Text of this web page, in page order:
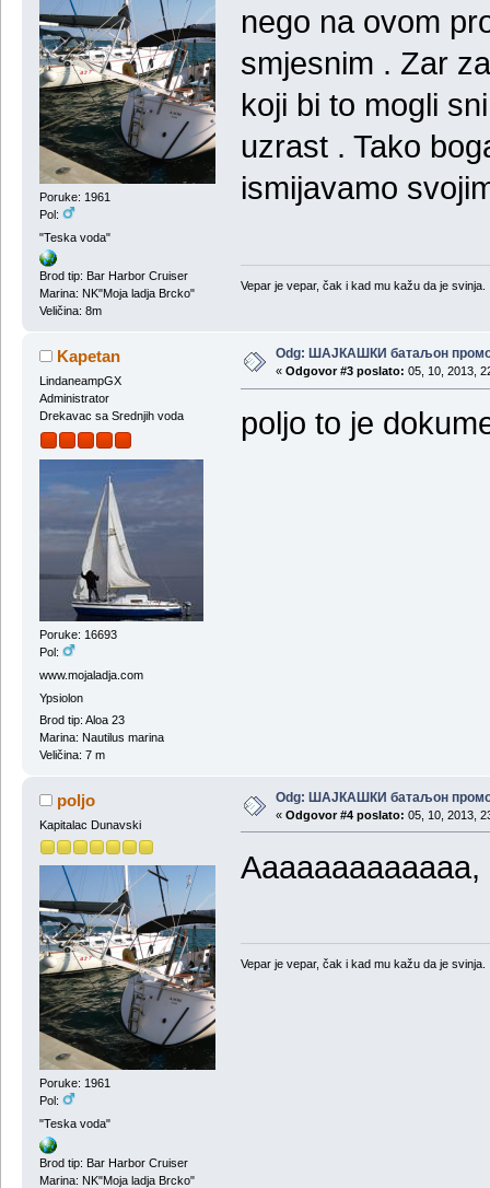
Poruke: 1961
Pol:
"Teska voda"
Brod tip: Bar Harbor Cruiser
Marina: NK"Moja ladja Brcko"
Veličina: 8m
nego na ovom
smjesnim . Zar
koji bi to mogli
uzrast . Tako
ismijavamo
Vepar je vepar, čak i kad mu kažu da je svinja.
Kapetan
LindaneampGX
Administrator
Drekavac sa Srednjih voda
Poruke: 16693
Pol:
www.mojaladja.com
Ypsiolon
Brod tip: Aloa 23
Marina: Nautilus marina
Veličina: 7 m
Odg: ШАЈКАШКИ батаљон
« Odgovor #3 poslato: 05, 10, 2013,
poljo to je
poljo
Kapitalac Dunavski
Poruke: 1961
Pol:
"Teska voda"
Brod tip: Bar Harbor Cruiser
Marina: NK"Moja ladja Brcko"
Odg: ШАЈКАШКИ батаљон
« Odgovor #4 poslato: 05, 10, 2013,
Vepar je vepar, čak i kad mu kažu da je svinja.